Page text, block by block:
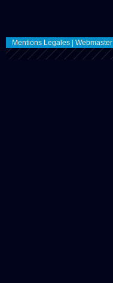
Mentions Legales Webmaster